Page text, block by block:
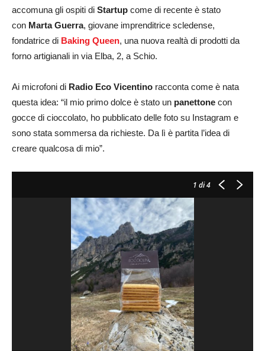
accomuna gli ospiti di Startup come di recente è stato
con Marta Guerra, giovane imprenditrice scledense,
fondatrice di Baking Queen, una nuova realtà di prodotti da
forno artigianali in via Elba, 2, a Schio.
Ai microfoni di Radio Eco Vicentino racconta come è nata
questa idea: “il mio primo dolce è stato un panettone con
gocce di cioccolato, ho pubblicato delle foto su Instagram e
sono stata sommersa da richieste. Da lì è partita l’idea di
creare qualcosa di mio”.
1 di 4